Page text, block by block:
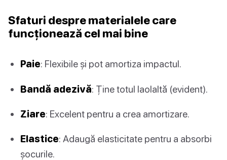
Sfaturi despre materialele care
funcționează cel mai bine
Paie: Flexibile și pot amortiza impactul.
Bandă adezivă: Ține totul laolaltă (evident).
Ziare: Excelent pentru a crea amortizare.
Elastice: Adaugă elasticitate pentru a absorbi
șocurile.